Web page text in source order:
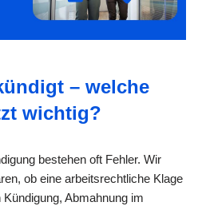
– welche
wichtig?
bestehen oft Fehler. Wir
ob eine arbeitsrechtliche Klage
Abmahnung im